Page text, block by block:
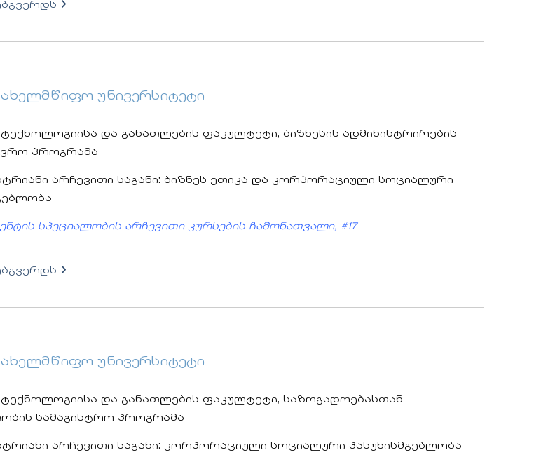
უნივერსიტეტი
ტექნოლოგიისა და განათლების ფაკულტეტი, ბიზნესის ადმინისტრირების
პროგრამა
არჩევითი საგანი: ბიზნეს ეთიკა და კორპორაციული სოციალური
სპეციალობის არჩევითი კურსების ჩამონათვალი, #17
უნივერსიტეტი
ტექნოლოგიისა და განათლების ფაკულტეტი, საზოგადოებასთან
სამაგისტრო პროგრამა
არჩევითი საგანი: კორპორაციული სოციალური პასუხისმგებლობა